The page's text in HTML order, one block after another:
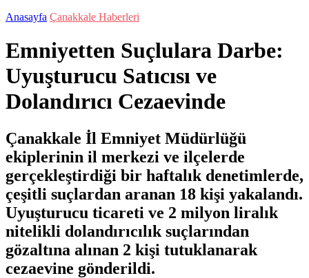
Anasayfa Çanakkale Haberleri
Emniyetten Suçlulara Darbe:
Uyuşturucu Satıcısı ve
Dolandırıcı Cezaevinde
Çanakkale İl Emniyet Müdürlüğü
ekiplerinin il merkezi ve ilçelerde
gerçekleştirdiği bir haftalık denetimlerde,
çeşitli suçlardan aranan 18 kişi yakalandı.
Uyuşturucu ticareti ve 2 milyon liralık
nitelikli dolandırıcılık suçlarından
gözaltına alınan 2 kişi tutuklanarak
cezaevine gönderildi.